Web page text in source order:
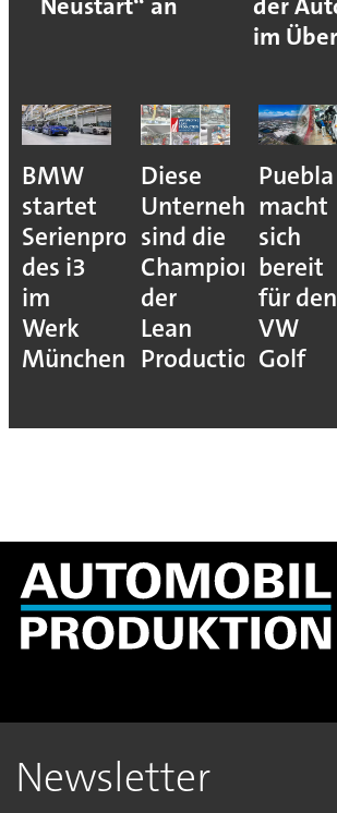
im
BMW
startet
Serienproduktion
des i3
im
Werk
München
Diese
Unternehmen
sind die
Champions
der
Lean
Production
Puebla
macht
sich
bereit
für den
VW
Golf
Newsletter